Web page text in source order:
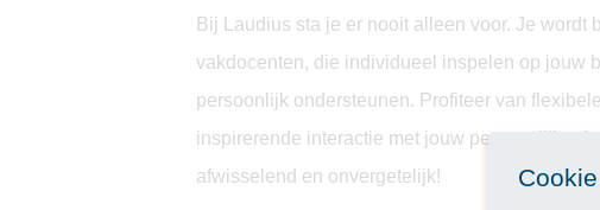
Bij Laudius sta je er nooit alleen voor. Je wordt
vakdocenten, die individueel inspelen op jouw
persoonlijk ondersteunen. Profiteer van
inspirerende interactie met jouw persoonlijke
afwisselend en onvergetelijk!